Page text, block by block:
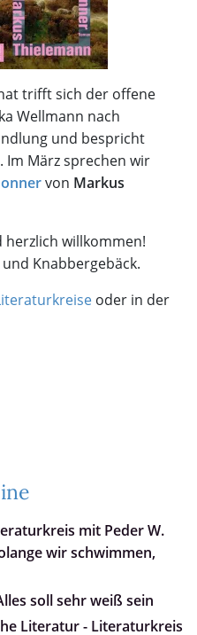
trifft sich der offene
Wellmann nach
und bespricht
März sprechen wir
von Markus
herzlich willkommen!
Knabbergebäck.
oder in der
mit Peder W.
wir schwimmen,
soll sehr weiß sein
Literatur - Literaturkreis